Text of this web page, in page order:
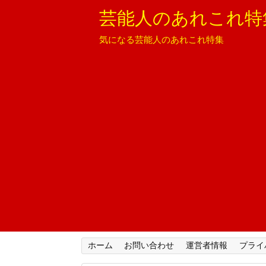
芸能人のあれこれ特
気になる芸能人のあれこれ特集
ホーム お問い合わせ 運営者情報 プラ